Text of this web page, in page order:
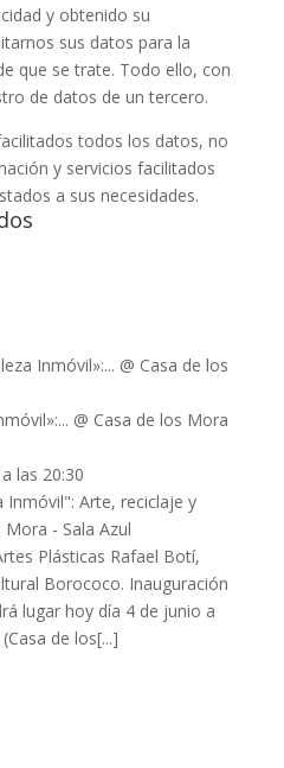
y obtenido su
sus datos para la
que se trate. Todo ello, con
de datos de un tercero.
todos los datos, no
y servicios facilitados
a sus necesidades.
Inmóvil»:... @ Casa de los
@ Casa de los Mora
las 20:30
Plásticas Rafael Botí,
Borococo. Inauguración
lugar hoy día 4 de junio a
de los[...]